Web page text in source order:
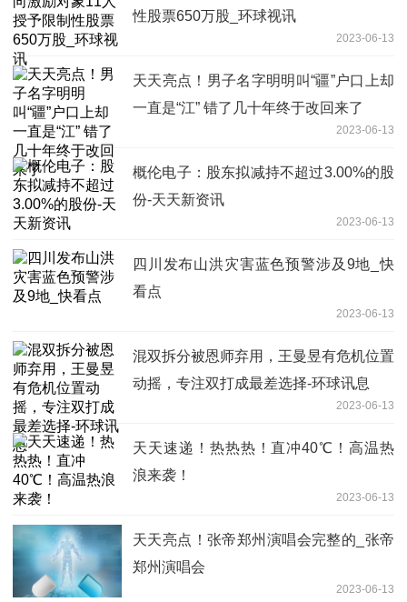
性股票650万股_环球视讯
2023-06-13
天天亮点！男子名字明明叫“疆”户口上却
一直是“江” 错了几十年终于改回来了
2023-06-13
概伦电子：股东拟减持不超过3.00%的股
份-天天新资讯
2023-06-13
四川发布山洪灾害蓝色预警涉及9地_快
看点
2023-06-13
混双拆分被恩师弃用，王曼昱有危机位置
动摇，专注双打成最差选择-环球讯息
2023-06-13
天天速递！热热热！直冲40℃！高温热
浪来袭！
2023-06-13
天天亮点！张帝郑州演唱会完整的_张帝
郑州演唱会
2023-06-13